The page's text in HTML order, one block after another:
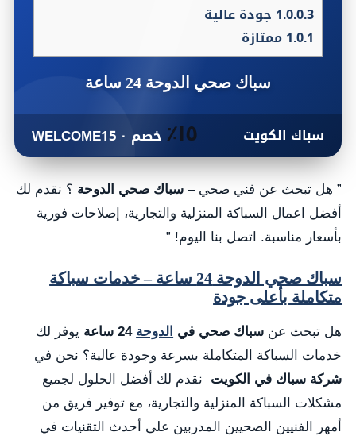
1.0.0.3 جودة عالية
1.0.1ممتازة
سباك صحي الدوحة 24 ساعة
سباك الكويت ١٥٪ خصم · WELCOME15
” هل تبحث عن فني صحي – سباك صحي الدوحة ؟ نقدم لك
أفضل اعمال السباكة المنزلية والتجارية، إصلاحات فورية
بأسعار مناسبة. اتصل بنا اليوم! ”
سباك صحي الدوحة 24 ساعة – خدمات سباكة
متكاملة بأعلى جودة
هل تبحث عن سباك صحي في الدوحة 24 ساعة
يوفر لك
خدمات السباكة المتكاملة بسرعة وجودة عالية؟ نحن في
شركة سباك في الكويت
نقدم لك أفضل الحلول لجميع
مشكلات السباكة المنزلية والتجارية، مع توفير فريق من
أمهر الفنيين الصحيين المدربين على أحدث التقنيات في